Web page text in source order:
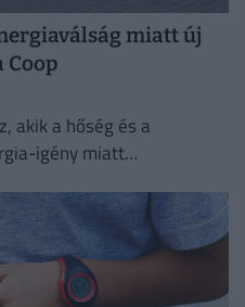
miatt új
Coop
akik a hőség és a
igény miatt